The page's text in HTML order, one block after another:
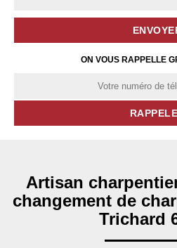
ON VOUS RAPPELLE
Artisan
changement de
Trichard